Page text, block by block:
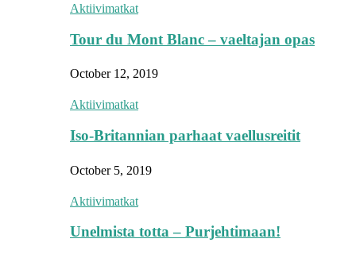
Aktiivimatkat
Tour du Mont Blanc – vaeltajan opas
October 12, 2019
Aktiivimatkat
Iso-Britannian parhaat vaellusreitit
October 5, 2019
Aktiivimatkat
Unelmista totta – Purjehtimaan!